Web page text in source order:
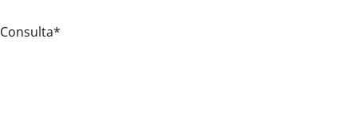
Consulta*